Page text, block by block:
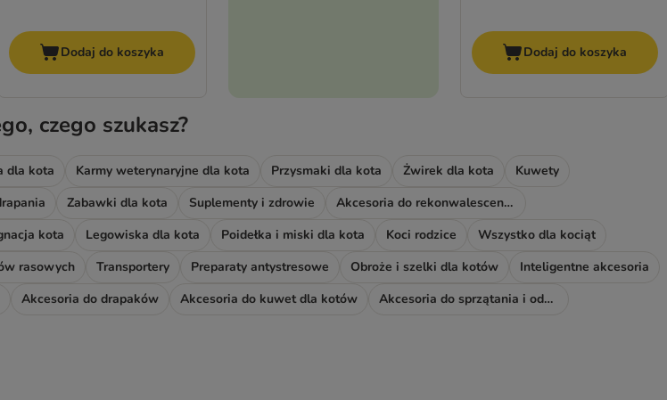
Dodaj do koszyka Dodaj do koszyka
czego szukasz?
dla kota Karmy weterynaryjne dla kota Przysmaki dla kota Żwirek dla kota
Kuwety
Zabawki dla kota Suplementy i zdrowie
Akcesoria do rekonwalescencji
kota Legowiska dla kota Poidełka i miski dla kota Koci rodzice
Wszystko dla kociąt
rasowych Transportery Preparaty antystresowe Obroże i szelki dla kotów
Inteligentne akcesoria
Akcesoria do drapaków Akcesoria do kuwet dla kotów
Akcesoria do sprzątania i odświeżacze